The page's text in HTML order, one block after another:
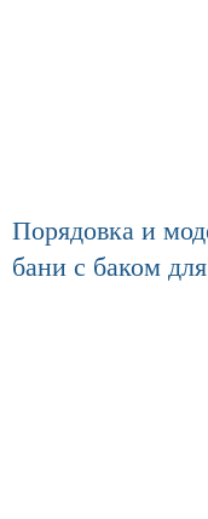
Порядовка и
бани с баком